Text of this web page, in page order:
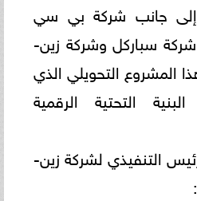
جانب شركة بي سي
سباركل وشركة زين-
المشروع التحويلي الذي
التحتية الرقمية
التنفيذي لشركة زين-